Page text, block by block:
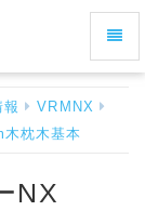
ナ
ビ
報
VRMNX
枕木基本
NX